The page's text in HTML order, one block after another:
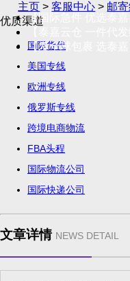
【国际急件 优选泰
【发全球包裹 选泰
主页 >客服中心 > 邮
优质渠道
国际货代
美国专线
欧洲专线
俄罗斯专线
跨境电商物流
FBA头程
国际物流公司
国际快递公司
文章详情 NEWS DETAIL